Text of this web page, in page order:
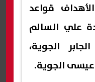
قواعد
علي السالم
الجوية،
الجوية.